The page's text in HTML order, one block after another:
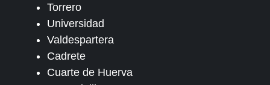
Torrero
Universidad
Valdespartera
Cadrete
Cuarte de Huerva